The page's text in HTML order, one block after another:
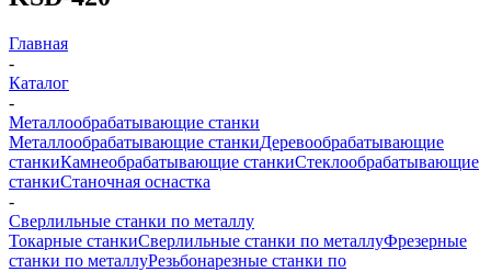
Главная
-
Каталог
-
Металлообрабатывающие станки
Металлообрабатывающие станкиДеревообрабатывающие
станкиКамнеобрабатывающие станкиСтеклообрабатывающие
станкиСтаночная оснастка
-
Сверлильные станки по металлу
Токарные станкиСверлильные станки по металлуФрезерные
станки по металлуРезьбонарезные станки по